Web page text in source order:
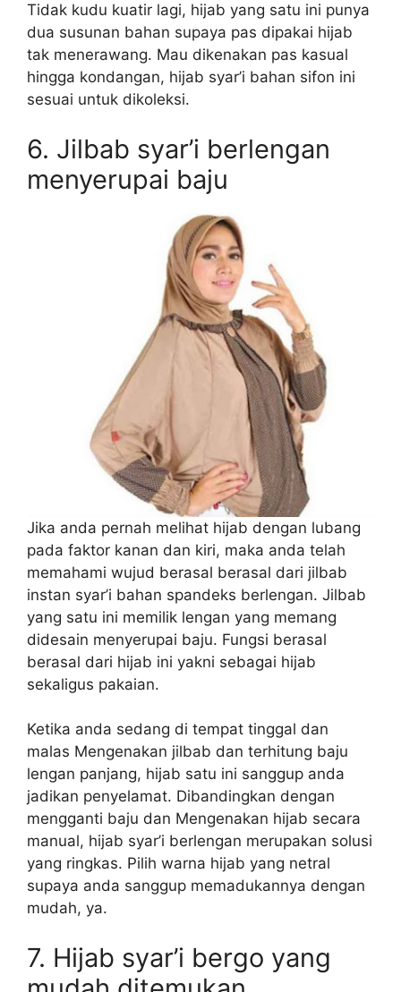
Tidak kudu kuatir lagi, hijab yang satu ini punya
dua susunan bahan supaya pas dipakai hijab
tak menerawang. Mau dikenakan pas kasual
hingga kondangan, hijab syar’i bahan sifon ini
sesuai untuk dikoleksi.
6. Jilbab syar’i berlengan
menyerupai baju
Jika anda pernah melihat hijab dengan lubang
pada faktor kanan dan kiri, maka anda telah
memahami wujud berasal berasal dari jilbab
instan syar’i bahan spandeks berlengan. Jilbab
yang satu ini memilik lengan yang memang
didesain menyerupai baju. Fungsi berasal
berasal dari hijab ini yakni sebagai hijab
sekaligus pakaian.
Ketika anda sedang di tempat tinggal dan
malas Mengenakan jilbab dan terhitung baju
lengan panjang, hijab satu ini sanggup anda
jadikan penyelamat. Dibandingkan dengan
mengganti baju dan Mengenakan hijab secara
manual, hijab syar’i berlengan merupakan solusi
yang ringkas. Pilih warna hijab yang netral
supaya anda sanggup memadukannya dengan
mudah, ya.
7. Hijab syar’i bergo yang